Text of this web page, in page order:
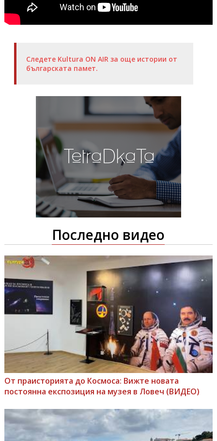
Следете Kultura ON AIR за още истории от
българската памет.
Последно видео
От праисторията до Космоса: Вижте новата
постоянна експозиция на музея в Ловеч (ВИДЕО)